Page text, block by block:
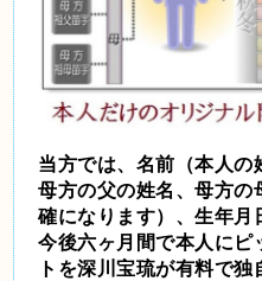
当方では、名前（本人の
母方の父の姓名、母方の
確になります）、生年月
今後六ヶ月間で本人にピ
トを深川宝琉が有料で独